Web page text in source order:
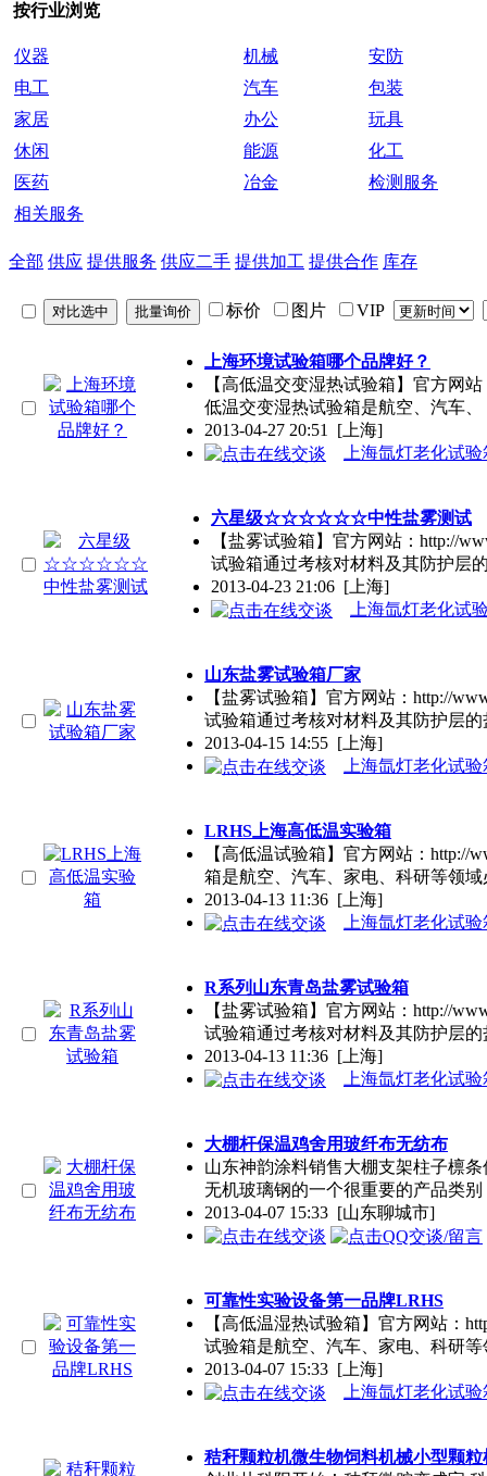
按行业浏览
仪器 机械
安防
电工
汽车
包装
家居
办公
玩具
休闲
能源
化工
医药
冶金
检测服务
相关服务
全部 供应 提供服务 供应二手 提供加工 提供合作 库存
标价 图片 VIP
上海环境试验箱哪个品牌好？
【高低温交变湿热试验箱】官方网
低温交变湿热试验箱是航空、汽车、
2013-04-27 20:51
[上海]
上海氙灯老化试验
六星级☆☆☆☆☆☆中性盐雾测试
【盐雾试验箱】官方网站：http://
试验箱通过考核对材料及其防护层
2013-04-23 21:06 [上海]
上海氙灯老化试
山东盐雾试验箱厂家
【盐雾试验箱】官方网站：http://
试验箱通过考核对材料及其防护层的
2013-04-15 14:55 [上海]
上海氙灯老化试验
LRHS上海高低温实验箱
【高低温试验箱】官方网站：http://
箱是航空、汽车、家电、科研等领域
2013-04-13 11:36 [上海]
上海氙灯老化试验
R系列山东青岛盐雾试验箱
【盐雾试验箱】官方网站：http://
试验箱通过考核对材料及其防护层的
2013-04-13 11:36 [上海]
上海氙灯老化试验
大棚杆保温鸡舍用玻纤布无纺布
山东神韵涂料销售大棚支架柱子檩
无机玻璃钢的一个很重要的产品类别
2013-04-07 15:33 [山东聊城市]
可靠性实验设备第一品牌LRHS
【高低温湿热试验箱】官方网站：
试验箱是航空、汽车、家电、科研等
2013-04-07 15:33 [上海]
上海氙灯老化试验
秸秆颗粒机微生物饲料机械小型颗粒